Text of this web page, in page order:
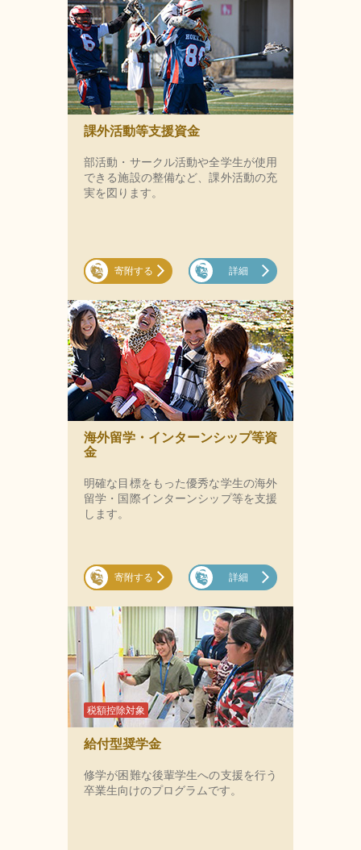
課外活動等支援資金
部活動・サークル活動や全学生が使用
できる施設の整備など、課外活動の充
実を図ります。
寄附する 詳細
海外留学・インターンシップ等資
金
明確な目標をもった優秀な学生の海外
留学・国際インターンシップ等を支援
します。
寄附する 詳細
税額控除対象
給付型奨学金
修学が困難な後輩学生への支援を行う
卒業生向けのプログラムです。